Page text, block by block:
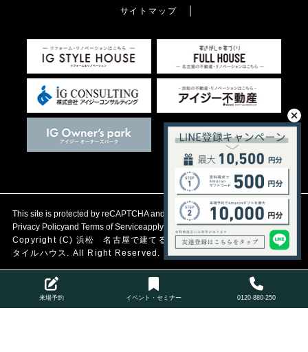
サイトマップ
This site is protected by reCAPTCHA and the Google
Privacy Policyand Terms of Serviceapply.
Copyright (C) 浜松 名古屋で建てる自然素材の注文住宅アイジース
タイルハウス. All Right Reserved.
来場予約 イベント・セミナー 0120-880-250